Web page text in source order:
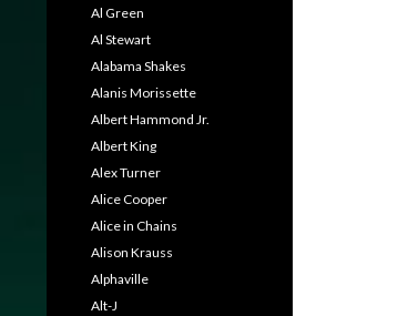
Al Green
Al Stewart
Alabama Shakes
Alanis Morissette
Albert Hammond Jr.
Albert King
Alex Turner
Alice Cooper
Alice in Chains
Alison Krauss
Alphaville
Alt-J